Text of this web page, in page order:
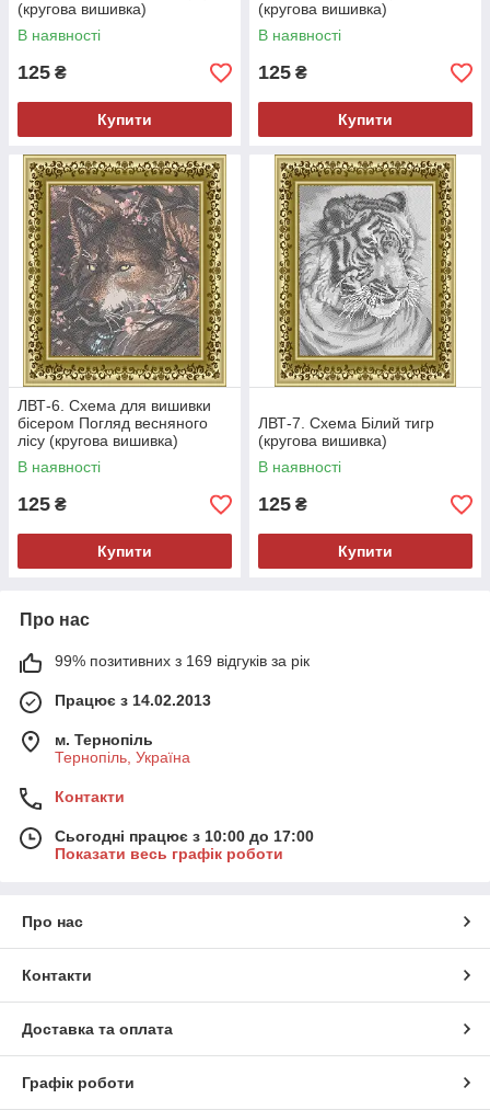
(кругова вишивка)
В наявності
125 ₴
Купити
(кругова вишивка)
В наявності
125 ₴
Купити
ЛВТ-6. Схема для вишивки
бісером Погляд весняного
лісу (кругова вишивка)
В наявності
125 ₴
Купити
ЛВТ-7. Схема Білий тигр
(кругова вишивка)
В наявності
125 ₴
Купити
Про нас
99% позитивних з 169 відгуків за рік
Працює з 14.02.2013
м. Тернопіль
Тернопіль, Україна
Контакти
Сьогодні працює з 10:00 до 17:00
Показати весь графік роботи
Про нас
Контакти
Доставка та оплата
Графік роботи